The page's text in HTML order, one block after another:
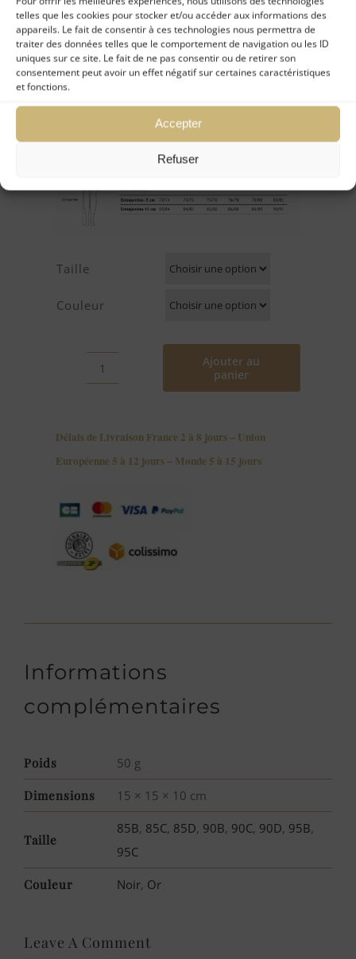
telles que les cookies pour stocker et/ou accéder aux informations des
appareils. Le fait de consentir à ces technologies nous permettra de
traiter des données telles que le comportement de navigation ou les ID
uniques sur ce site. Le fait de ne pas consentir ou de retirer son
consentement peut avoir un effet négatif sur certaines caractéristiques
et fonctions.
Accepter
Refuser
– Empiècements en broderie sur les
côtés
– Lavage à 30°
Découvrez les pièces assorties : Leslip
broderie, le shorty, le tanga…
Taille
Couleur
en
Broderie
JOY
Ajouter au
panier
Délais de Livraison France 2 à 8 jours – Union
Européenne 5 à 12 jours – Monde 5 à 15 jours
Informations
complémentaires
Poids 50 g
Dimensions 15 × 15 × 10 cm
Taille
85B, 85C, 85D, 90B, 90C, 90D, 95B,
95C
Couleur Noir, Or
Leave A Comment